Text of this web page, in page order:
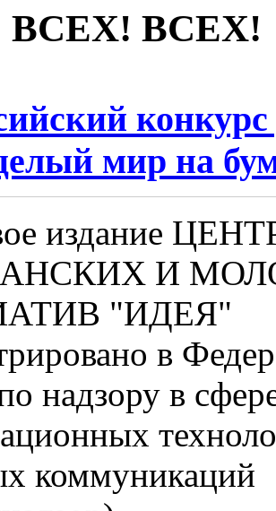
ВСЕХ! ВСЕХ!
мир на
издание
И
"ИДЕЯ"
в
надзору в
коммуникаций